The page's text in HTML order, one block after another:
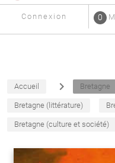
Connexion 0
Accueil navigate_next Bretagne
Bretagne (littérature)
Bretagne (culture et société)